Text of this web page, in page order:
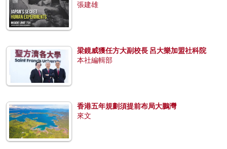
張建雄
梁鏡威獲任方大副校長 呂大樂加盟社科院
本社編輯部
香港五年規劃須提前布局大鵬灣
來文